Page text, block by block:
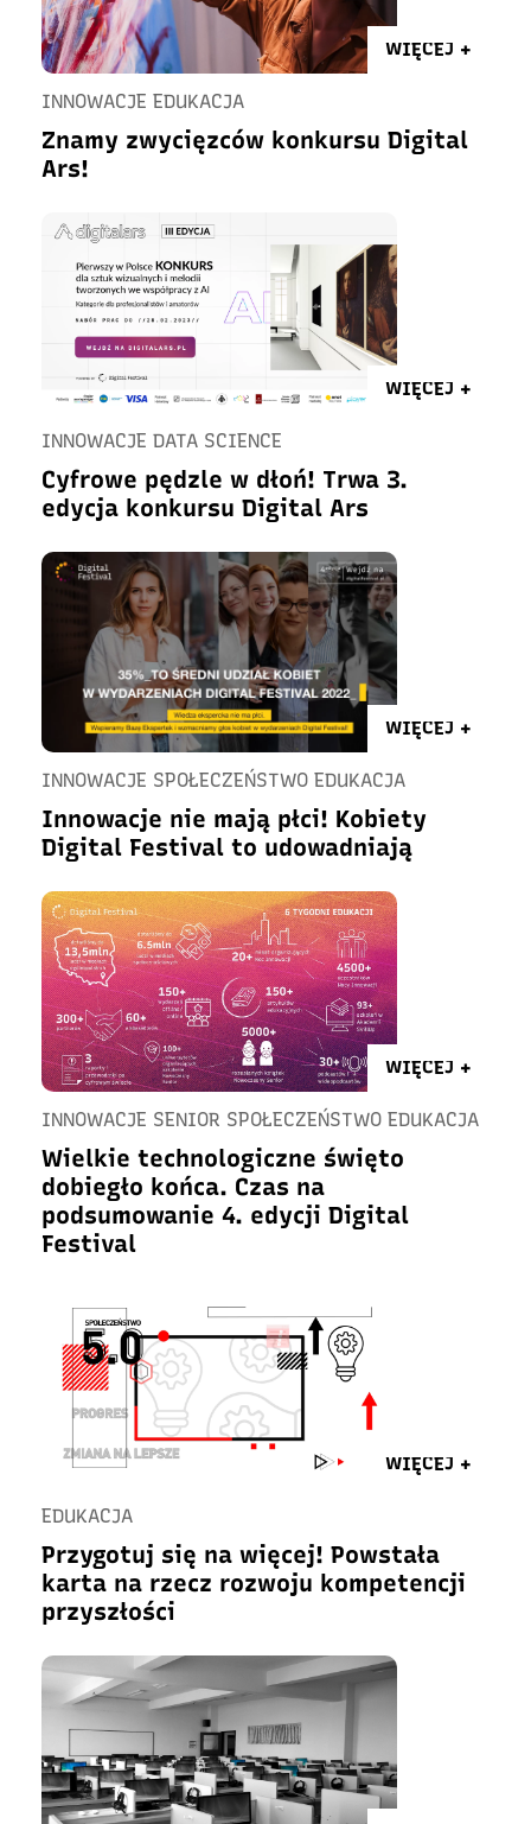
WIĘCEJ +
INNOWACJE EDUKACJA
Znamy zwycięzców konkursu Digital
Ars!
WIĘCEJ +
INNOWACJE DATA SCIENCE
Cyfrowe pędzle w dłoń! Trwa 3.
edycja konkursu Digital Ars
WIĘCEJ +
INNOWACJE SPOŁECZEŃSTWO EDUKACJA
Innowacje nie mają płci! Kobiety
Digital Festival to udowadniają
WIĘCEJ +
INNOWACJE SENIOR SPOŁECZEŃSTWO EDUKACJA
Wielkie technologiczne święto
dobiegło końca. Czas na
podsumowanie 4. edycji Digital
Festival
WIĘCEJ +
EDUKACJA
Przygotuj się na więcej! Powstała
karta na rzecz rozwoju kompetencji
przyszłości